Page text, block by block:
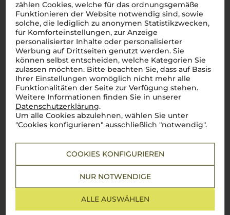
zählen Cookies, welche für das ordnungsgemäße
Funktionieren der Website notwendig sind, sowie
solche, die lediglich zu anonymen Statistikzwecken,
für Komforteinstellungen, zur Anzeige
personalisierter Inhalte oder personalisierter
Werbung auf Drittseiten genutzt werden. Sie
können selbst entscheiden, welche Kategorien Sie
zulassen möchten. Bitte beachten Sie, dass auf Basis
Ihrer Einstellungen womöglich nicht mehr alle
Funktionalitäten der Seite zur Verfügung stehen.
Weitere Informationen finden Sie in unserer
Datenschutzerklärung.
Um alle Cookies abzulehnen, wählen Sie unter
"Cookies konfigurieren" ausschließlich "notwendig".
COOKIES KONFIGURIEREN
NUR NOTWENDIGE
ALLE AUSWÄHLEN
trocken
€ 15,90
pro Flasche (0.75l),
inkl. MwSt. zzgl. Versand
Lebensmittel­angaben
2022
Trentino
trocken